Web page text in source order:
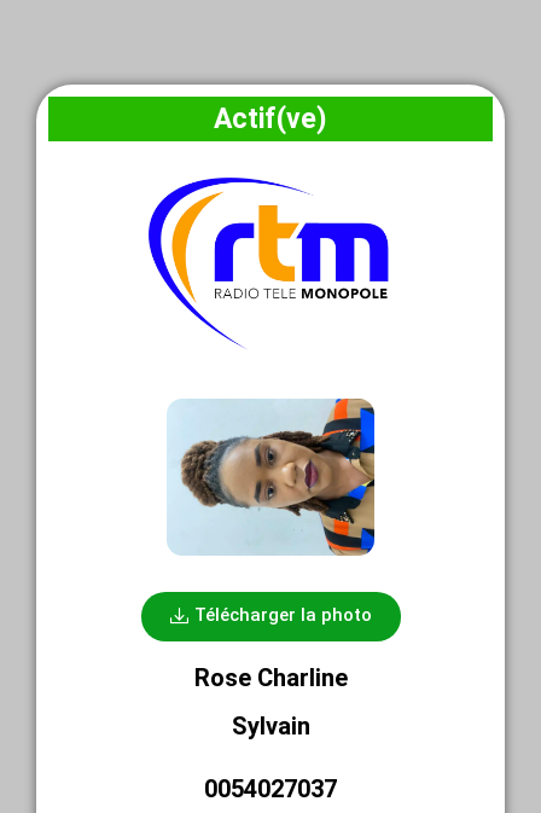
Actif(ve)
Télécharger la photo
Rose Charline
Sylvain
0054027037